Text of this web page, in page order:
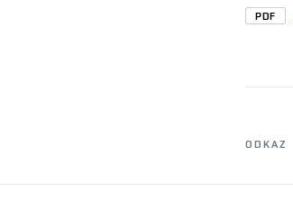
PDF
ODKAZ